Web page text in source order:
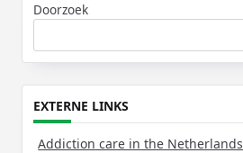
Doorzoek
EXTERNE LINKS
Addiction care in the Netherlands